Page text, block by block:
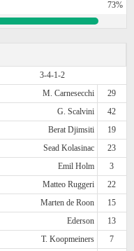
73%
3-4-1-2
M. Carnesecchi
29
G. Scalvini
42
Berat Djimsiti
19
Sead Kolasinac
23
Emil Holm
3
Matteo Ruggeri
22
Marten de Roon
15
Ederson
13
T. Koopmeiners
7